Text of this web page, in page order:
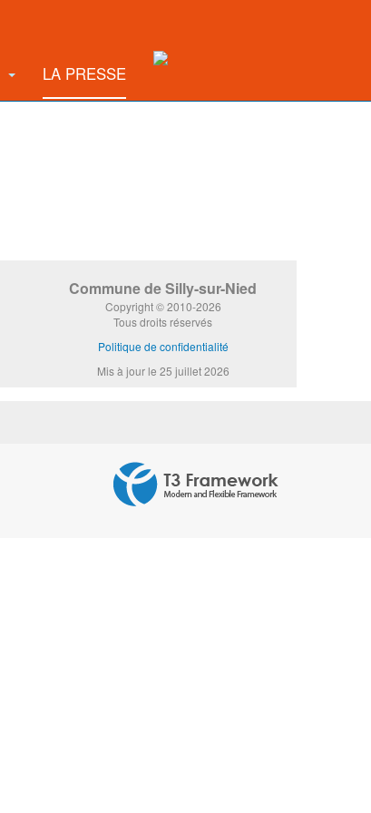
LA PRESSE
Commune de Silly-sur-Nied
Copyright © 2010-2026
Tous droits réservés
Politique de confidentialité
Mis à jour le 25 juillet 2026